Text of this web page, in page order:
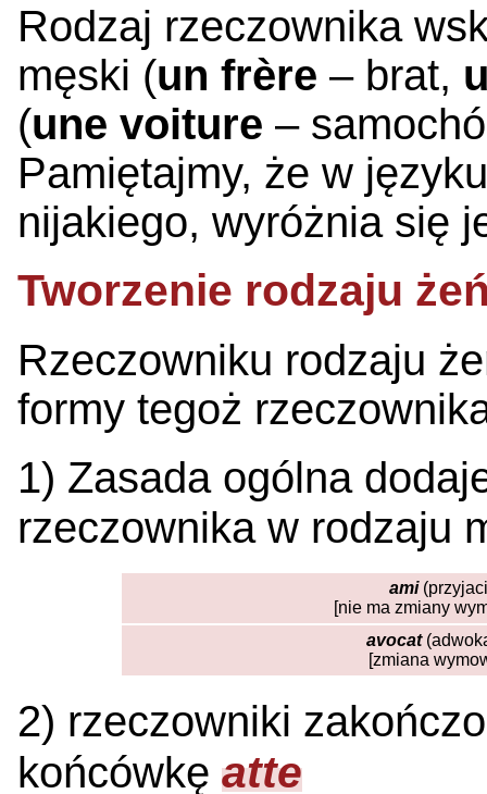
Rodzaj rzeczownika
męski (un frère – brat,
(une voiture –
Pamiętajmy, że w
nijakiego, wyróżnia się
Tworzenie rodzaju
Rzeczowniku rodzaju
formy tegoż
1) Zasada ogólna
rzeczownika w rodzaju
ami
[nie ma zmiany
avocat
[zmiana
2) rzeczowniki
końcówkę atte